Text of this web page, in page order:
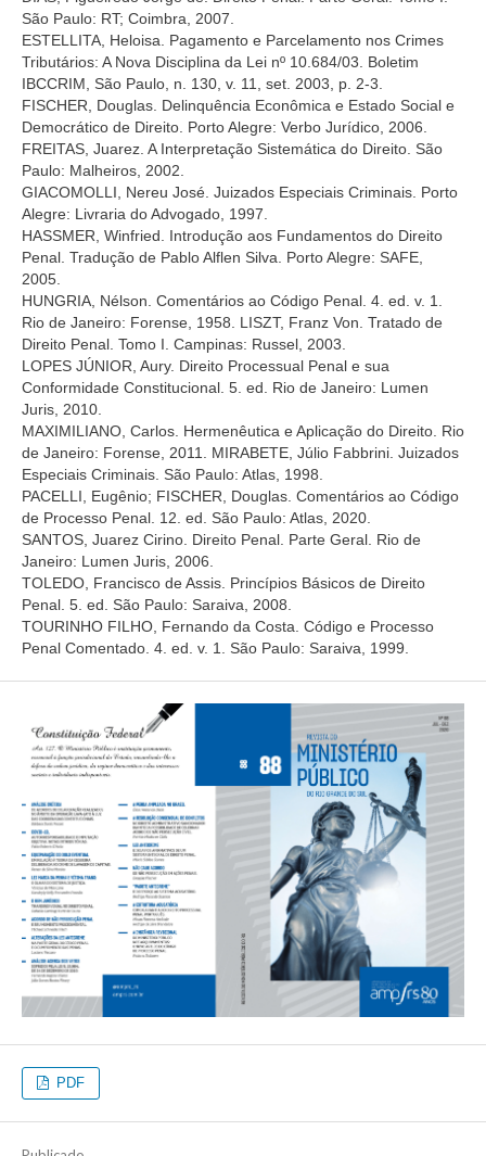
São Paulo: RT; Coimbra, 2007.
ESTELLITA, Heloisa. Pagamento e Parcelamento nos Crimes
Tributários: A Nova Disciplina da Lei nº 10.684/03. Boletim
IBCCRIM, São Paulo, n. 130, v. 11, set. 2003, p. 2-3.
FISCHER, Douglas. Delinquência Econômica e Estado Social e
Democrático de Direito. Porto Alegre: Verbo Jurídico, 2006.
FREITAS, Juarez. A Interpretação Sistemática do Direito. São
Paulo: Malheiros, 2002.
GIACOMOLLI, Nereu José. Juizados Especiais Criminais. Porto
Alegre: Livraria do Advogado, 1997.
HASSMER, Winfried. Introdução aos Fundamentos do Direito
Penal. Tradução de Pablo Alflen Silva. Porto Alegre: SAFE,
2005.
HUNGRIA, Nélson. Comentários ao Código Penal. 4. ed. v. 1.
Rio de Janeiro: Forense, 1958. LISZT, Franz Von. Tratado de
Direito Penal. Tomo I. Campinas: Russel, 2003.
LOPES JÚNIOR, Aury. Direito Processual Penal e sua
Conformidade Constitucional. 5. ed. Rio de Janeiro: Lumen
Juris, 2010.
MAXIMILIANO, Carlos. Hermenêutica e Aplicação do Direito. Rio
de Janeiro: Forense, 2011. MIRABETE, Júlio Fabbrini. Juizados
Especiais Criminais. São Paulo: Atlas, 1998.
PACELLI, Eugênio; FISCHER, Douglas. Comentários ao Código
de Processo Penal. 12. ed. São Paulo: Atlas, 2020.
SANTOS, Juarez Cirino. Direito Penal. Parte Geral. Rio de
Janeiro: Lumen Juris, 2006.
TOLEDO, Francisco de Assis. Princípios Básicos de Direito
Penal. 5. ed. São Paulo: Saraiva, 2008.
TOURINHO FILHO, Fernando da Costa. Código e Processo
Penal Comentado. 4. ed. v. 1. São Paulo: Saraiva, 1999.
PDF